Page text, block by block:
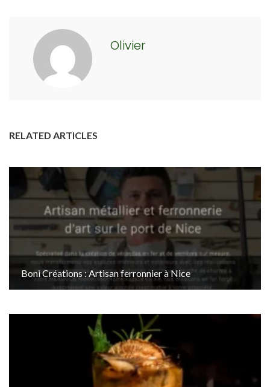
Olivier
RELATED ARTICLES
Boni Créations : Artisan ferronnier à Nice